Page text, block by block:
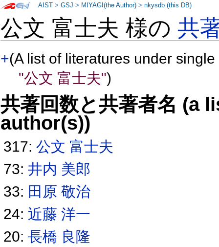
公文 富士夫 様の共
+(A list of literatures under
"公文 富士夫")
共著回数と共著者名 (a
author(s))
317:公文 富士夫
73:井内 美郎
33: 田原 敬治
24: 近藤 洋一
20:長橋 良隆
AIST >GSJ > MIYAGI(the Author) >nkysdb (this DB)